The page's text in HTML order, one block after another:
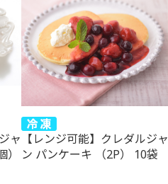
ャ 【レンジ可能】クレダルジャ
ン パンケーキ （2P） 10袋